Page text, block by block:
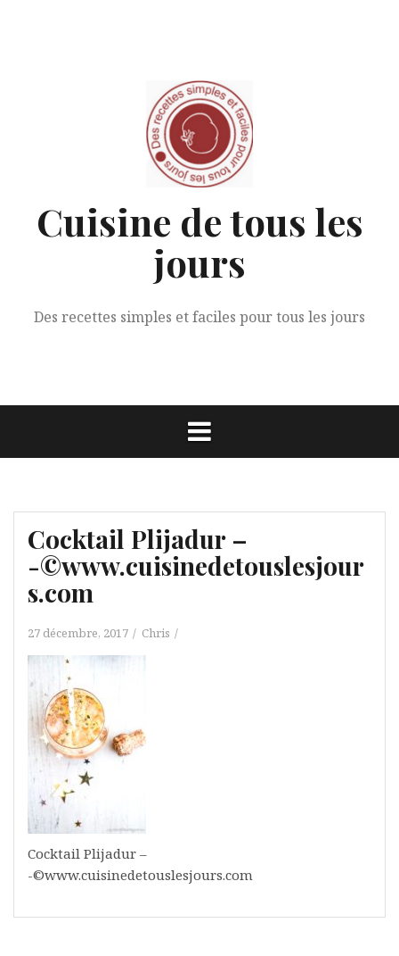
Cuisine de tous les
jours
Des recettes simples et faciles pour tous les jours
Cocktail Plijadur –
-©www.cuisinedetouslesjour
s.com
27 décembre, 2017 Chris
Cocktail Plijadur –
-©www.cuisinedetouslesjours.com